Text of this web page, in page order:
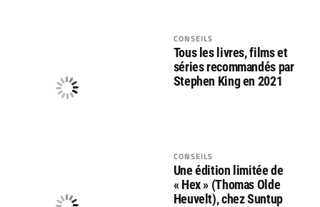
CONSEILS
Tous les livres, films et
séries recommandés par
Stephen King en 2021
CONSEILS
Une édition limitée de
« Hex » (Thomas Olde
Heuvelt), chez Suntup